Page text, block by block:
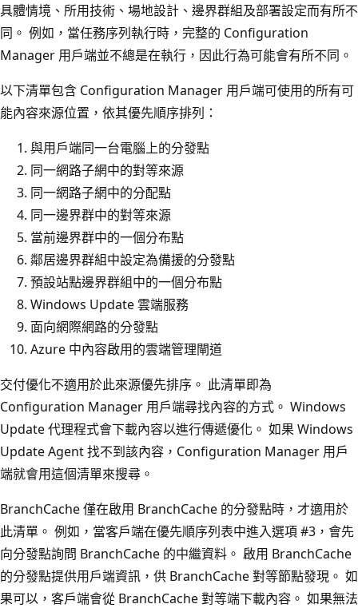
具體情境、所用技術、場地設計、邊界群組及部署設定而有所不
同。 例如，當任務序列執行時，完整的 Configuration
Manager 用戶端並不總是在執行，因此行為可能會有所不同。
以下清單包含 Configuration Manager 用戶端可使用的所有可
能內容來源位置，依其優先順序排列：
與用戶端同一台電腦上的分發點
同一網路子網中的對等來源
同一網路子網中的分配點
同一邊界群中的對等來源
當前邊界群中的一個分布點
鄰居邊界群組中設定為備援的分發點
預設站點邊界群組中的一個分布點
Windows Update 雲端服務
面向網際網路的分發點
Azure 中內容啟用的雲端管理閘道
交付優化不適用於此來源優先排序。 此清單即為
Configuration Manager 用戶端尋找內容的方式。 Windows
Update 代理程式會下載內容以進行傳遞優化。 如果 Windows
Update Agent 找不到該內容，Configuration Manager 用戶
端就會用這個清單來搜尋。
BranchCache 僅在啟用 BranchCache 的分發點時，才適用於
此清單。 例如，當客戶端在優先順序列表中進入選項 #3，會先
向分發點詢問 BranchCache 的中繼資料。 啟用 BranchCache
的分發點提供用戶端資訊，供 BranchCache 對等節點發現。 如
果可以，客戶端會從 BranchCache 對等端下載內容。 如果無法